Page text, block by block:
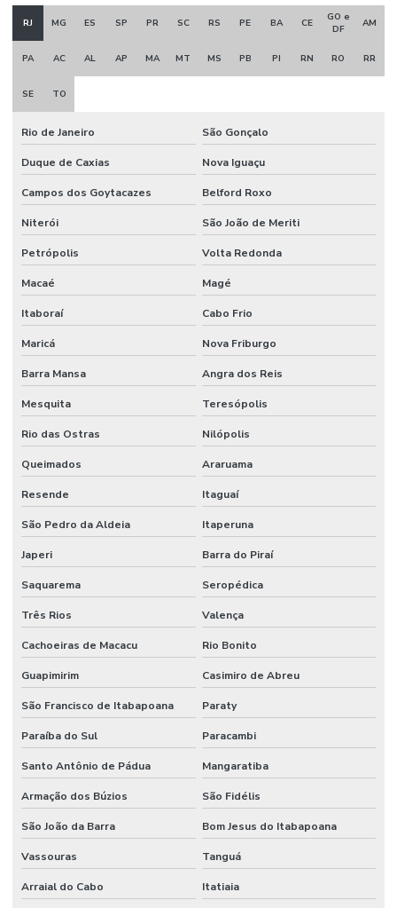
Manutenção sistema de incêndio
Obra civil industrial
Orçamento projeto de combate a incêndio
Porta corta fogo industrial
Porta corta fogo orçamento
Projeto de alarme de incêndio
Projeto para aprovação corpo de bombeiros
Projeto corpo de bombeiros
Projeto de detecção e alarme de incêndio
Projeto de hidrante
Projeto contra incêndio
Projeto de incêndio e pânico
Projeto de infraestrutura industrial
Projeto de montagem de estrutura metalica
Projeto de prevenção e combate a incêndio e pânico
Projeto de proteção contra incêndio
Projeto de sistema de combate a incêndio
Projeto de sprinkler
Projeto técnico corpo de bombeiros
Projeto de terraplanagem valor
Projeto de terraplenagem
RJ MG ES SP PR SC RS PE BA CE
GO e
DF
AM
PA AC AL AP MA MT MS PB PI RN RO RR
SE TO
Rio de Janeiro São Gonçalo
Duque de Caxias Nova Iguaçu
Campos dos Goytacazes Belford Roxo
Niterói São João de Meriti
Petrópolis Volta Redonda
Macaé Magé
Itaboraí Cabo Frio
Maricá Nova Friburgo
Barra Mansa Angra dos Reis
Mesquita Teresópolis
Rio das Ostras Nilópolis
Queimados Araruama
Resende Itaguaí
São Pedro da Aldeia Itaperuna
Japeri Barra do Piraí
Saquarema Seropédica
Três Rios Valença
Cachoeiras de Macacu Rio Bonito
Guapimirim Casimiro de Abreu
São Francisco de Itabapoana Paraty
Paraíba do Sul Paracambi
Santo Antônio de Pádua Mangaratiba
Armação dos Búzios São Fidélis
São João da Barra Bom Jesus do Itabapoana
Vassouras Tanguá
Arraial do Cabo Itatiaia